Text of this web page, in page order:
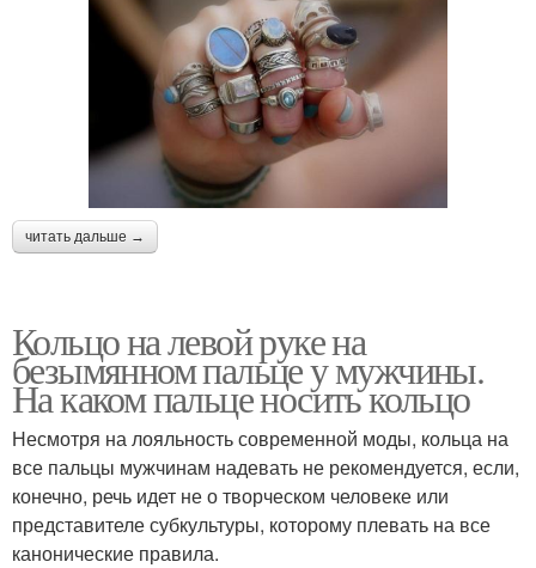
читать дальше →
Кольцо на левой руке на
безымянном пальце у мужчины.
На каком пальце носить кольцо
Несмотря на лояльность современной моды, кольца на
все пальцы мужчинам надевать не рекомендуется, если,
конечно, речь идет не о творческом человеке или
представителе субкультуры, которому плевать на все
канонические правила.